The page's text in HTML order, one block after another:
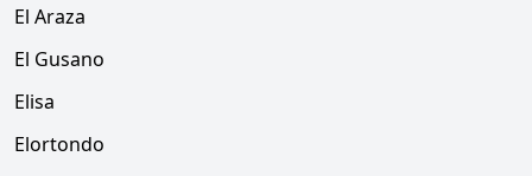
El Araza
El Gusano
Elisa
Elortondo